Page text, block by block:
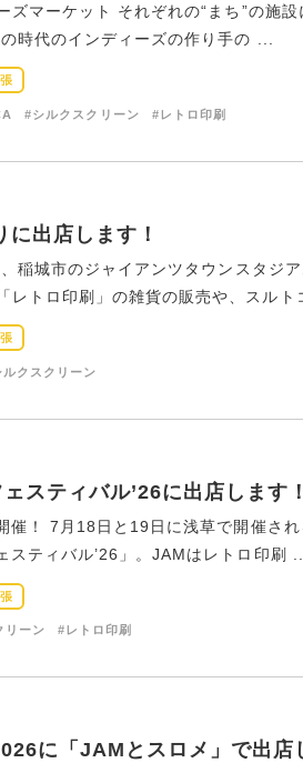
ズマーケット それぞれの“まち”の施
時代のインディーズの作り手の ...
#シルクスクリーン #レトロ印刷
出店します！
稲城市のジャイアンツタウンスタジ
レトロ印刷」の雑貨の販売や、スルト
ルクスクリーン
スティバル’26に出店します！
催！ 7月18日と19日に浅草で開催され
スティバル’26」。JAMはレトロ印刷
リーン #レトロ印刷
に「JAMとスロメ」で出店